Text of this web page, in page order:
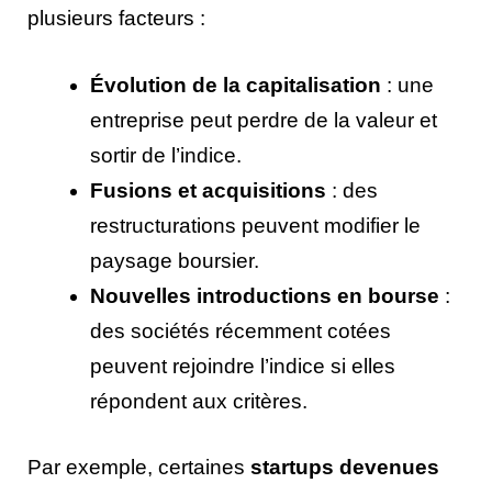
plusieurs facteurs :
Évolution de la capitalisation : une
entreprise peut perdre de la valeur et
sortir de l’indice.
Fusions et acquisitions : des
restructurations peuvent modifier le
paysage boursier.
Nouvelles introductions en bourse :
des sociétés récemment cotées
peuvent rejoindre l’indice si elles
répondent aux critères.
Par exemple, certaines startups devenues